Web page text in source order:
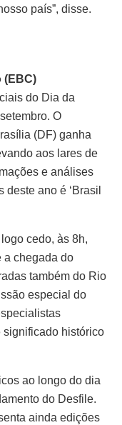
país”, disse.
(EBC)
do Dia da
O
(DF) ganha
aos lares de
e análises
ano é ‘Brasil
cedo, às 8h,
a chegada do
também do Rio
especial do
significado histórico
ao longo do dia
do Desfile.
ainda edições